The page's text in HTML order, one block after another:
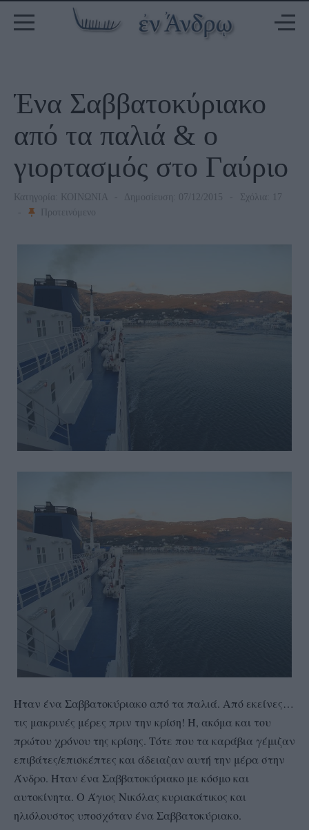
Ένα Σαββατοκύριακο
από τα παλιά & ο
γιορτασμός στο Γαύριο
Κατηγορία: ΚΟΙΝΩΝΙΑ Δημοσίευση: 07/12/2015
Σχόλια: 17
Προτεινόμενο
Ήταν ένα Σαββατοκύριακο από τα παλιά. Από εκείνες…
τις μακρινές μέρες πριν την κρίση! Ή, ακόμα και του
πρώτου χρόνου της κρίσης. Τότε που τα καράβια γέμιζαν
επιβάτες/επισκέπτες και άδειαζαν αυτή την μέρα στην
Άνδρο. Ήταν ένα Σαββατοκύριακο με κόσμο και
αυτοκίνητα. Ο Άγιος Νικόλας κυριακάτικος και
ηλιόλουστος υποσχόταν ένα Σαββατοκύριακο.